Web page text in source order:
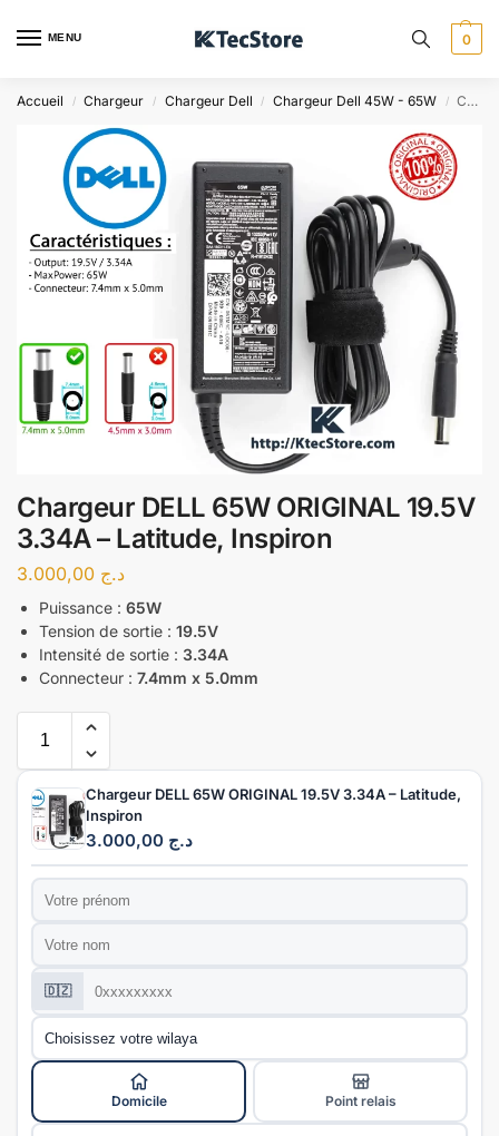
MENU 0
Accueil / Chargeur / Chargeur Dell / Chargeur Dell 45W - 65W / Chargeur DELL 65W ORIGINAL 19.5V 3.34A – Latitude, Inspiron
Chargeur DELL 65W ORIGINAL 19.5V
3.34A – Latitude, Inspiron
د.ج
Puissance : 65W
Tension de sortie : 19.5V
Intensité de sortie : 3.34A
Connecteur : 7.4mm x 5.0mm
Chargeur DELL 65W ORIGINAL 19.5V 3.34A – Latitude,
Inspiron
د.ج
Prénom
Nom
Téléphone
🇩🇿
Wilaya
Mode de livraison
Domicile
Point relais
Commune